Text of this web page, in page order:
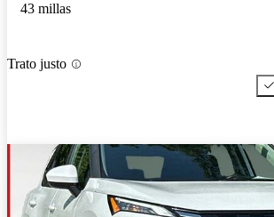
43 millas
Trato justo